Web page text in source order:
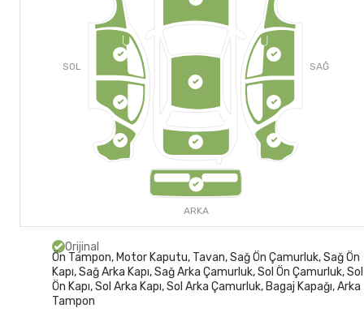
SOL SAĞ
ARKA
Orijinal
Ön Tampon, Motor Kaputu, Tavan, Sağ Ön Çamurluk, Sağ Ön
Kapı, Sağ Arka Kapı, Sağ Arka Çamurluk, Sol Ön Çamurluk, Sol
Ön Kapı, Sol Arka Kapı, Sol Arka Çamurluk, Bagaj Kapağı, Arka
Tampon